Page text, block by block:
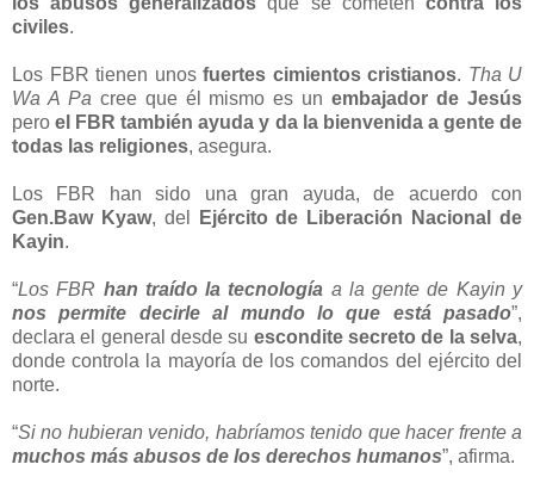
civiles.
Los FBR tienen unos fuertes cimientos cristianos. Tha U
Wa A Pa cree que él mismo es unembajador de Jesús
peroel FBR también ayuda y da la bienvenida a gente de
todas las religiones, asegura.
Los FBR han sido una gran ayuda, de acuerdo con
Gen.Baw Kyaw, del
Ejército de Liberación Nacional de
Kayin.
“Los FBR han traído la tecnología a la gente de Kayin y
nos permite decirle al mundo lo que está pasado”,
declara el general desde su escondite secreto de la selva,
donde controla la mayoría de los comandos del ejército del
norte.
“Si no hubieran venido, habríamos tenido que hacer frente a
muchos más abusos de los derechos humanos”, afirma.